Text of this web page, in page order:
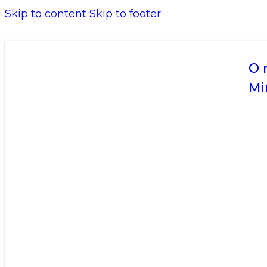
Skip to content Skip to footer
O